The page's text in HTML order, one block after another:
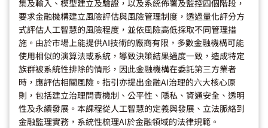
集及輸入、模型建立及驗證，以及系統佈署及監控四個階段，
要求金融機構建立風險評估與風險管理制度，透過量化評分方
式評估人工智慧的風險程度，並依風險高低採取不同管理措
施。由於市場上能提供AI技術的廠商有限，多數金融機構可能
使用相似的演算法或系統，導致決策結果過度一致，造成特定
族群被系統性排除的情形，因此金融機構在委託第三方業者
時，應評估相關風險。指引亦提出金融AI治理的六大核心原
則，包括建立治理問責機制、公平性、隱私、資通安全、透明
性及永續發展。本課程從人工智慧的定義與發展、立法脈絡到
金融監理實務，系統性梳理AI於金融領域的法律規範。